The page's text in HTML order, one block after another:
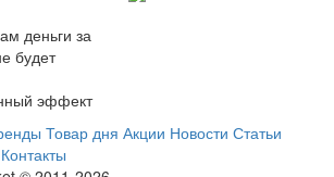
деньги за
будет
эффект
Товар дня Акции Новости Статьи
Контакты